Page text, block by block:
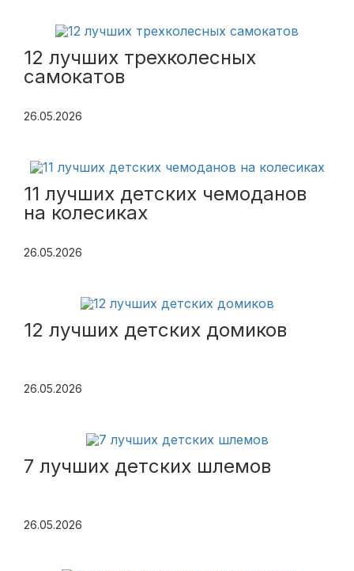
12 лучших трехколесных
самокатов
26.05.2026
11 лучших детских чемоданов
на колесиках
26.05.2026
12 лучших детских домиков
26.05.2026
7 лучших детских шлемов
26.05.2026